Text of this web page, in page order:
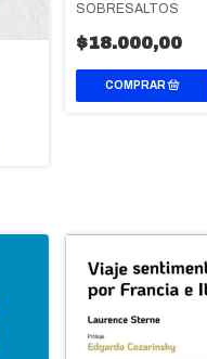
SOBRESALTOS
$18.000,00